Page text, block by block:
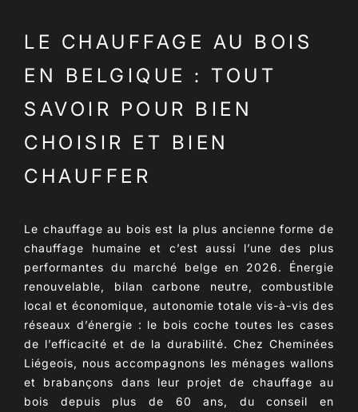
LE CHAUFFAGE AU BOIS
EN BELGIQUE : TOUT
SAVOIR POUR BIEN
CHOISIR ET BIEN
CHAUFFER
Le chauffage au bois est la plus ancienne forme de
chauffage humaine et c’est aussi l’une des plus
performantes du marché belge en 2026. Énergie
renouvelable, bilan carbone neutre, combustible
local et économique, autonomie totale vis-à-vis des
réseaux d’énergie : le bois coche toutes les cases
de l’efficacité et de la durabilité. Chez Cheminées
Liégeois, nous accompagnons les ménages wallons
et brabançons dans leur projet de chauffage au
bois depuis plus de 60 ans, du conseil en